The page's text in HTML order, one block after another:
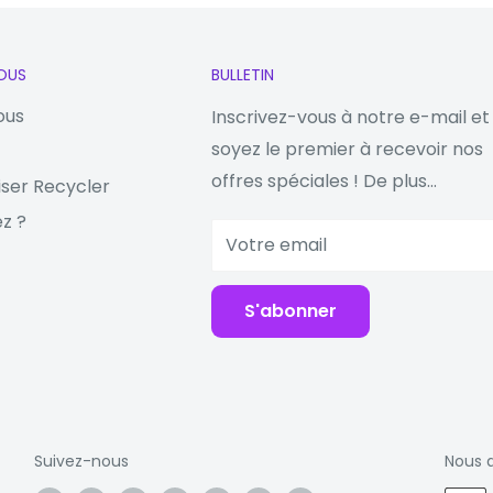
charge
comme un
en seulement
ne sont
charger
que le
une
la vitesse
Recycler
?
BULLETIN
Inscrivez-vous à notre e-mail et
soyez le premier à recevoir nos
offres spéciales ! De plus...
Votre email
S'abonner
Suivez-nous Nous